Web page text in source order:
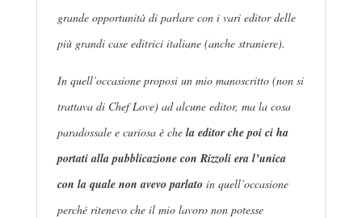
grande opportunità di parlare con i vari editor delle
più grandi case editrici italiane (anche straniere).
In quell’occasione proposi un mio manoscritto (non si
trattava di Chef Love) ad alcune editor, ma la cosa
paradossale e curiosa è chela editor che poi ci ha
portati alla pubblicazione con Rizzoli era l’unica
con la quale non avevo parlato in quell’occasione
perché ritenevo che il mio lavoro non potesse